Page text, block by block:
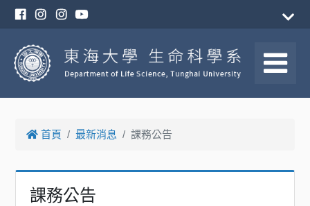
首頁 最新消息 課務公告
課務公告